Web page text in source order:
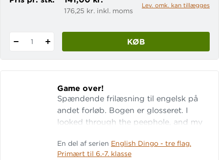
176,25 kr. inkl. moms
Lev. omk. kan tillægges
1 KØB
Game over!
Spændende frilæsning til engelsk på
andet forløb. Bogen er glosseret. I
looked through the peephole, and my
black. He bent down and opened the
letter box. “Hi, John. I know you can
En del af serien English Dingo - tre flag.
Primært til 6.-7. klasse